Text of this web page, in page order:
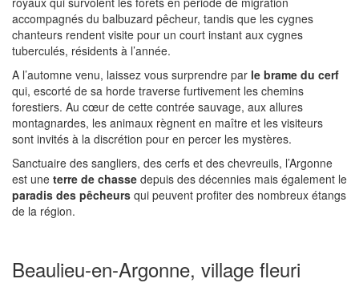
accompagnés du balbuzard pêcheur, tandis que les cygnes
chanteurs rendent visite pour un court instant aux cygnes
tuberculés, résidents à l’année.
A l’automne venu, laissez vous surprendre par le brame du cerf
qui, escorté de sa horde traverse furtivement les chemins
forestiers. Au cœur de cette contrée sauvage, aux allures
montagnardes, les animaux règnent en maître et les visiteurs
sont invités à la discrétion pour en percer les mystères.
Sanctuaire des sangliers, des cerfs et des chevreuils, l’Argonne
est une terre de chasse depuis des décennies mais également le
paradis des pêcheurs qui peuvent profiter des nombreux étangs
de la région.
Beaulieu-en-Argonne, village fleuri